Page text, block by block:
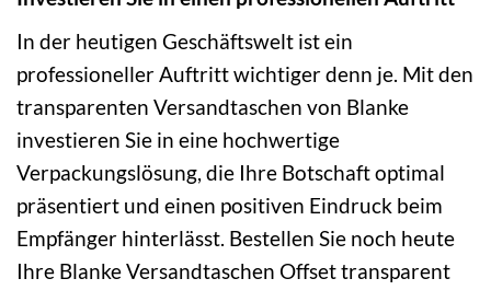
In der heutigen Geschäftswelt ist ein
professioneller Auftritt wichtiger denn je. Mit den
transparenten Versandtaschen von Blanke
investieren Sie in eine hochwertige
Verpackungslösung, die Ihre Botschaft optimal
präsentiert und einen positiven Eindruck beim
Empfänger hinterlässt. Bestellen Sie noch heute
Ihre Blanke Versandtaschen Offset transparent